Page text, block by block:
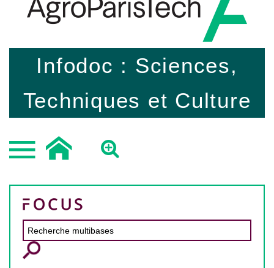
Infodoc : Sciences,
Techniques et Culture